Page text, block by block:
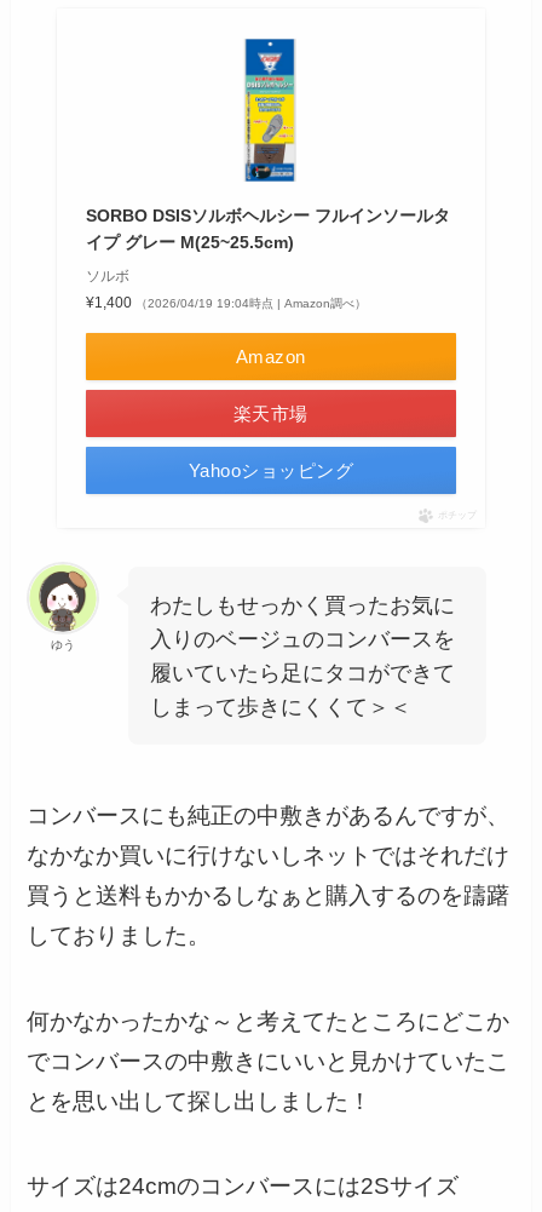
SORBO DSISソルボヘルシー フルインソールタ
イプ グレー M(25~25.5cm)
ソルボ
¥1,400
（2026/04/19 19:04時点 | Amazon調べ）
Amazon
楽天市場
Yahooショッピング
ポチップ
ゆう
わたしもせっかく買ったお気に
入りのベージュのコンバースを
履いていたら足にタコができて
しまって歩きにくくて＞＜
コンバースにも純正の中敷きがあるんですが、
なかなか買いに行けないしネットではそれだけ
買うと送料もかかるしなぁと購入するのを躊躇
しておりました。
何かなかったかな～と考えてたところにどこか
でコンバースの中敷きにいいと見かけていたこ
とを思い出して探し出しました！
サイズは24cmのコンバースには2Sサイズ